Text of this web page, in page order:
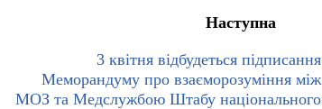
Наступна
3 квітня відбудеться підписання
Меморандуму про взаєморозуміння між
МОЗ та Медслужбою Штабу національного